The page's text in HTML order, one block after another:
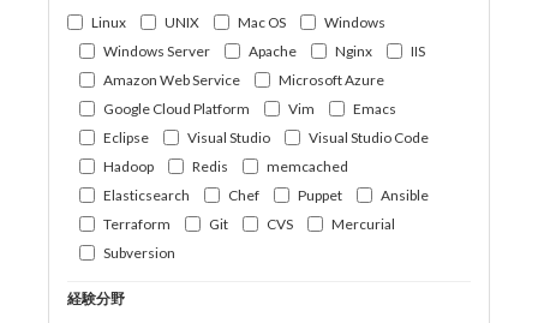
Linux
UNIX Mac OS
Windows
Windows Server
Apache Nginx
IIS
Amazon Web Service
Microsoft Azure
Google Cloud Platform
Vim
Emacs
Eclipse
Visual Studio
Visual Studio Code
Hadoop
Redis
memcached
Elasticsearch
Chef Puppet
Ansible
Terraform
Git CVS
Mercurial
Subversion
経験分野